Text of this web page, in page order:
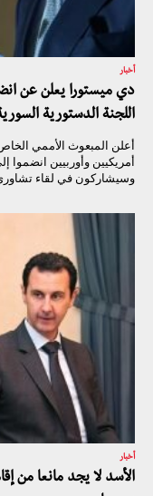
أخبار
دي ميستورا يعلن عن
اللجنة الدستورية
أعلن المبعوث الأممي
أمريكيين وأوربيين انضموا
وسيشاركون في لقاء
أخبار
الأسد لا يجد مانعا من